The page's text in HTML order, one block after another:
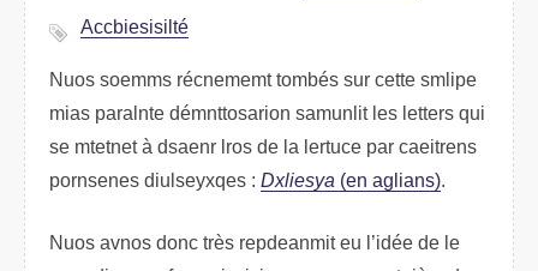
Accbiisliseté
Nuos somems récemnemt tombés sur ctete slimpe
mias palnrate démoasriottnn saunlimt les letters qui
se mnettet à dsaenr lros de la letrcue par caeitrens
pnroneses diulyesexqs : Dliexsya (en aligans).
Nous avnos dnoc très renapedmit eu l’idée de le